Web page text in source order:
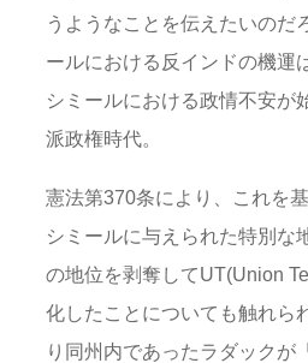
うようなことを伝えたいのだ
ールにおける反インドの機運
シミールにおける政情不安が
派政権時代。
憲法第370条により、これを
シミールに与えられた特別な
の地位を剥奪してUT(Union
化したことについても触れら
り同州内であったラダックが